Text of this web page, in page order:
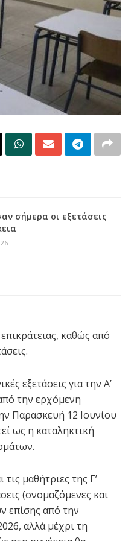
σήμερα οι εξετάσεις
καθώς από
εξετάσεις για την Α’
την ερχόμενη
Παρασκευή 12 Ιουνίου
ως η καταληκτική
μαθήτριες της Γ’
(ονομαζόμενες και
επίσης από την
αλλά μέχρι τη